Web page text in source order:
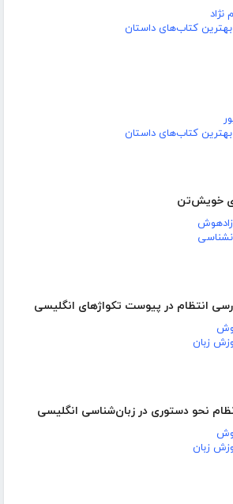
بهترین کتاب‌های داستان
بهترین کتاب‌های داستان
خویش‌تن
انتظام در پیوست تکواژهای انگلیسی
زبان
نحو دستوری در زبان‌شناسی انگلیسی
زبان